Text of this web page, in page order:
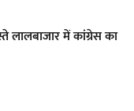
लालबाजार में कांग्रेस का